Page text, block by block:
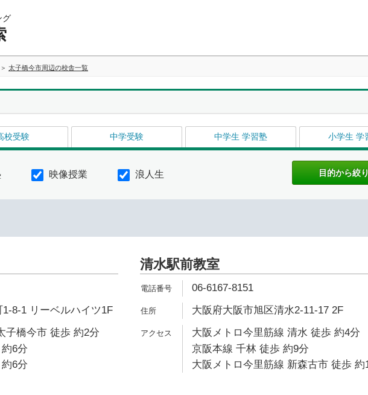
グ
太子橋今市周辺の校舎一覧
校受験 中学受験 中学生 学習塾 小学生 学
映像授業 浪人生
8-1 リーベルハイツ1F
子橋今市 徒歩 約2分
6分
6分
清水駅前教室
06-6167-8151
大阪府大阪市旭区清水2-11-17 2F
大阪メトロ今里筋線 清水 徒歩 約4分
京阪本線 千林 徒歩 約9分
大阪メトロ今里筋線 新森古市 徒歩 約